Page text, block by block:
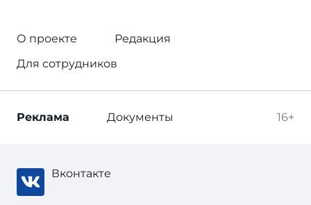
О проекте
Редакция
Для сотрудников
16+
Реклама Документы
Вконтакте